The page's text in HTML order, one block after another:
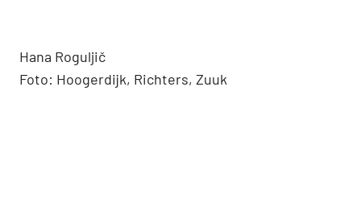
Hana Roguljič
Foto: Hoogerdijk, Richters, Zuuk